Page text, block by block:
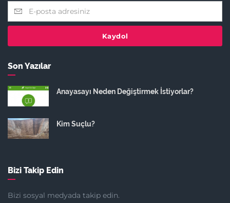
Kaydol
Son Yazılar
Anayasayı Neden Değiştirmek İstiyorlar?
Kim Suçlu?
Bizi Takip Edin
Bizi sosyal medyada takip edin.